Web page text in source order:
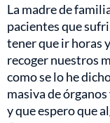
La madre de
pacientes que
tener que ir horas
recoger nuestros
como se lo he
masiva de
y que espero que